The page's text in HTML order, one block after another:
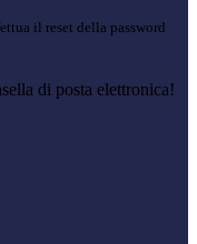
il reset della password
di posta elettronica!